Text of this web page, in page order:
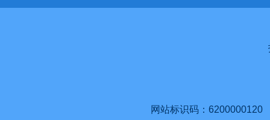
网站标识码：6200000120